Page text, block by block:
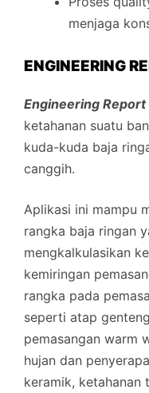
menjaga
ENGINEERING
Engineering Report
ketahanan suatu
kuda-kuda baja
canggih.
Aplikasi ini mampu
rangka baja ringan
mengkalkulasikan
kemiringan
rangka pada
seperti atap
pemasangan warm
hujan dan
keramik, ketahanan